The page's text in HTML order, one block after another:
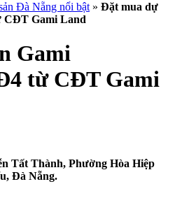
Đà Nẵng nổi bật » Đặt mua dự
CĐT Gami Land
Gami
từ CĐT Gami
Tất Thành, Phường Hòa Hiệp
Đà Nẵng.